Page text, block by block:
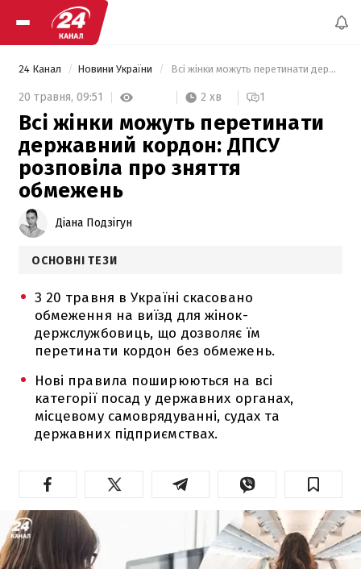
24 Канал Новини України Всі жінки можуть перетинати державний кордон: ДПСУ розповіла про зняття обмежень
20 травня, 09:51 2 хв 1
Всі жінки можуть перетинати
державний кордон: ДПСУ
розповіла про зняття
обмежень
Діана Подзігун
ОСНОВНІ ТЕЗИ
З 20 травня в Україні скасовано
обмеження на виїзд для жінок-
держслужбовиць, що дозволяє їм
перетинати кордон без обмежень.
Нові правила поширюються на всі
категорії посад у державних органах,
місцевому самоврядуванні, судах та
державних підприємствах.